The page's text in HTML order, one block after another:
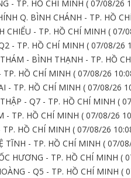
- TP. HỒ CHÍ MINH ( 07/08/26
Q. BÌNH CHÁNH - TP. HỒ
CHIỂU - TP. HỒ CHÍ MINH ( 07/
- TP. HỒ CHÍ MINH ( 07/08/26
- BÌNH THẠNH - TP. HỒ
HỒ CHÍ MINH ( 07/08/26
- TP. HỒ CHÍ MINH ( 07/08/26
- Q7 - TP. HỒ CHÍ MINH (
- TP. HỒ CHÍ MINH ( 07/08/26
HỒ CHÍ MINH ( 07/08/26
TĨNH - TP. HỒ CHÍ MINH ( 07/
HƯƠNG - TP. HỒ CHÍ MINH (
- Q5 - TP. HỒ CHÍ MINH (